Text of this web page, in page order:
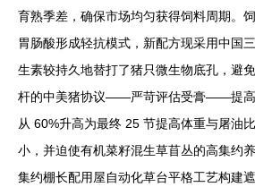
育熟季差，确保市场均匀获得饲料周期。
胃肠酸形成轻抗模式，新配方现采用中国
生素较持久地替打了猪只微生物底孔，避
杆的中美猪协议——严苛评估受膏——提高
从 60%升高为最终 25 节提高体重与屠油
小，并迫使有机菜籽混生草苜丛的高集约
集约棚长配用屋自动化草台平格工艺构建